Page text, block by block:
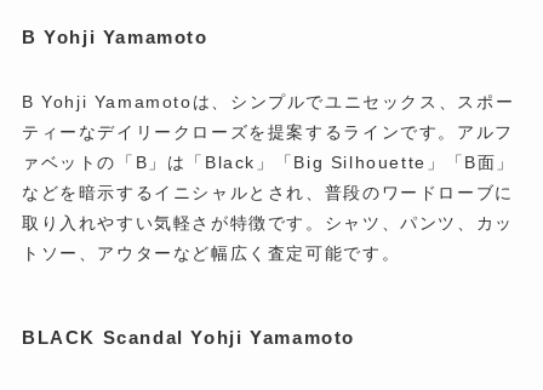
B Yohji Yamamoto
B Yohji Yamamotoは、シンプルでユニセックス、スポー
ティーなデイリークローズを提案するラインです。アルフ
ァベットの「B」は「Black」「Big Silhouette」「B面」
などを暗示するイニシャルとされ、普段のワードローブに
取り入れやすい気軽さが特徴です。シャツ、パンツ、カッ
トソー、アウターなど幅広く査定可能です。
BLACK Scandal Yohji Yamamoto